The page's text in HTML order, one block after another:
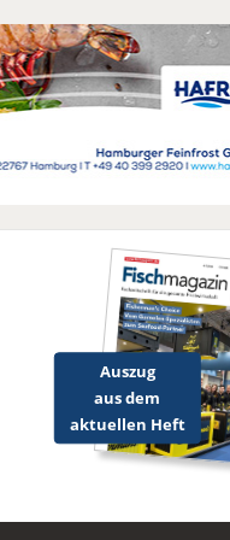
Auszug
aus dem
aktuellen Heft